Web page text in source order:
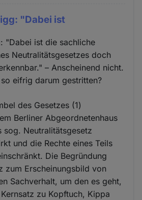
"Dabei ist
"Dabei ist die sachliche
Neutralitätsgesetzes doch
– Anscheinend nicht.
eifrig darum gestritten?
des Gesetzes (1)
Berliner Abgeordnetenhaus
sog. Neutralitätsgesetz
und die Rechte eines Teils
Die Begründung
zum Erscheinungsbild von
Sachverhalt, um den es geht,
zu Kopftuch, Kippa